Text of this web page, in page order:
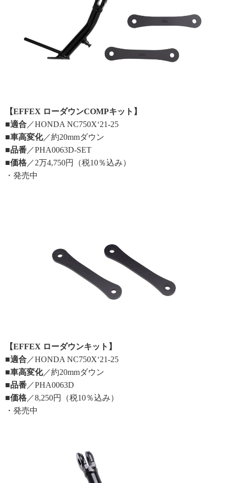
【EFFEX ローダウンCOMPキット】
■適合／HONDA NC750X‘21-25
■車高変化／約20mmダウン
■品番／PHA0063D-SET
■価格／2万4,750円（税10％込み）
・発売中
【EFFEX ローダウンキット】
■適合 ／HONDA NC750X‘21-25
■車高変化／約20mmダウン
■品番 ／PHA0063D
■価格 ／8,250円（税10％込み）
・発売中